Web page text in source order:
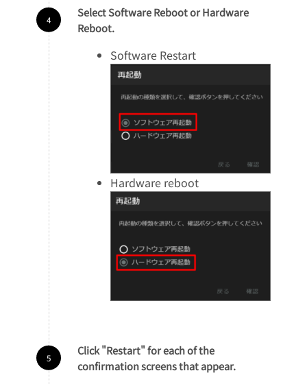
Select Software Reboot or Hardware
Reboot.
Software Restart
Hardware reboot
Click "Restart" for each of the
confirmation screens that appear.